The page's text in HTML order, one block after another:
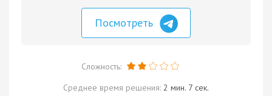
Посмотреть
Сложность:
Среднее время решения: 2 мин. 7 сек.